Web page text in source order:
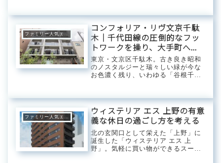
現代の都市生活者に向けた高い機能
美を追求した新築デザインレジデン
ス「クレイシア...
ファミリー人気エリア
コンフォリア・リヴ文京千駄
木｜千代田線の圧倒的なフッ
トワークを操り、大手町へス
マートに直結。谷根千の「情
緒ある静穏」に還る、洗練を
極めた都市生活者のニュース
東京・文京区千駄木。古き良き昭和
のノスタルジーと瑞々しい緑が今な
お色濃く残り、いわゆる「谷根千
い路地裏が人々を魅了し続けるプレ
ミアムな文教エリア。この独自のカ
ルチャーが息づく静...
ファミリー人気エリア
ウィステリア エス 上野の有意
義な休日の過ごし方を考える
北の玄関口として栄えた「上野」に
誕生した「ウィステリア エス 上
野」。気軽に買い物ができるスーパ